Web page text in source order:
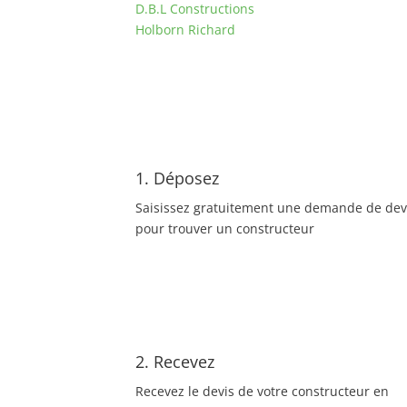
D.B.L Constructions
Holborn Richard
1. Déposez
Saisissez gratuitement une demande de
pour trouver un constructeur
2. Recevez
Recevez le devis de votre constructeur en